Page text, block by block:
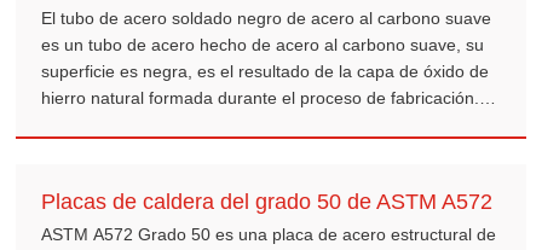
El tubo de acero soldado negro de acero al carbono suave
es un tubo de acero hecho de acero al carbono suave, su
superficie es negra, es el resultado de la capa de óxido de
hierro natural formada durante el proceso de fabricación.
Placas de caldera del grado 50 de ASTM A572
ASTM A572 Grado 50 es una placa de acero estructural de